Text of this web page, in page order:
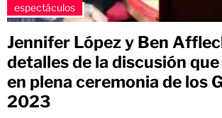
espectáculos
Jennifer López y Ben
detalles de la discusión
en plena ceremonia de los
2023